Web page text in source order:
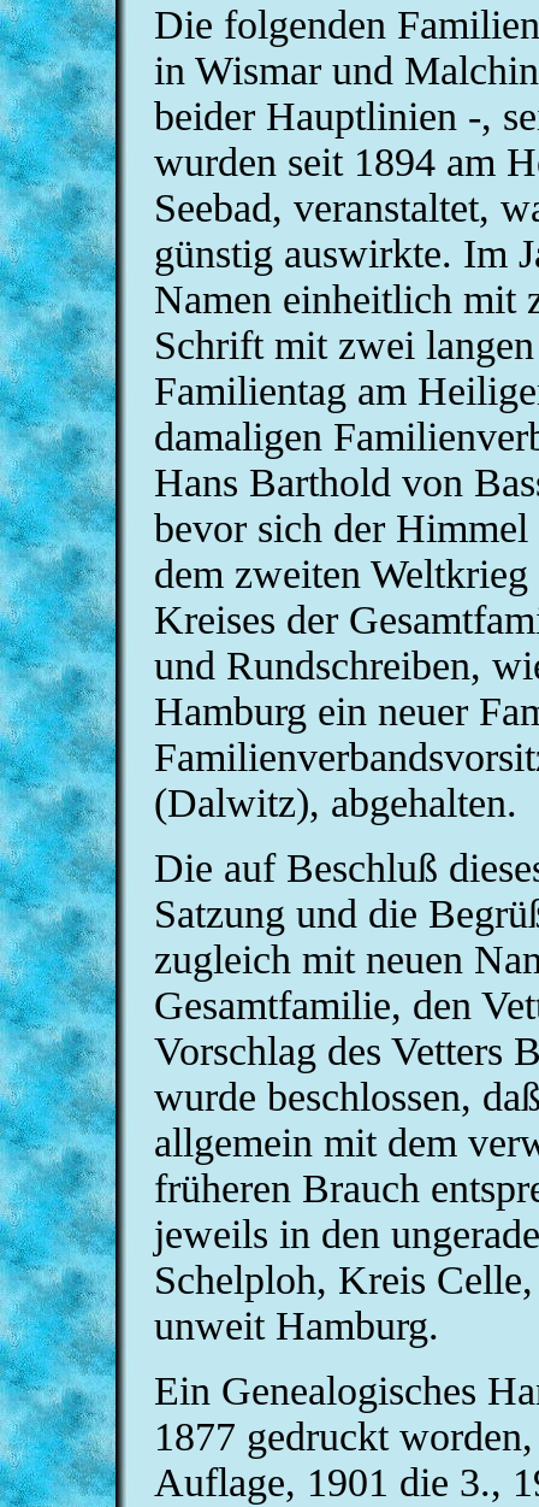
Die folgenden
in Wismar und
beider Hauptlinien -,
wurden seit 1894 am
Seebad, veranstaltet,
günstig auswirkte. Im
Namen einheitlich mit
Schrift mit zwei
Familientag am
damaligen
Hans Barthold von
bevor sich der
dem zweiten
Kreises der
und Rundschreiben,
Hamburg ein neuer
(Dalwitz), abgehalten.
Die auf Beschluß
Satzung und die
zugleich mit neuen
Gesamtfamilie, den
Vorschlag des Vetters
wurde beschlossen,
allgemein mit dem
früheren Brauch
jeweils in den
Schelploh, Kreis
unweit Hamburg.
Ein Genealogisches
1877 gedruckt
Auflage, 1901 die 3.,